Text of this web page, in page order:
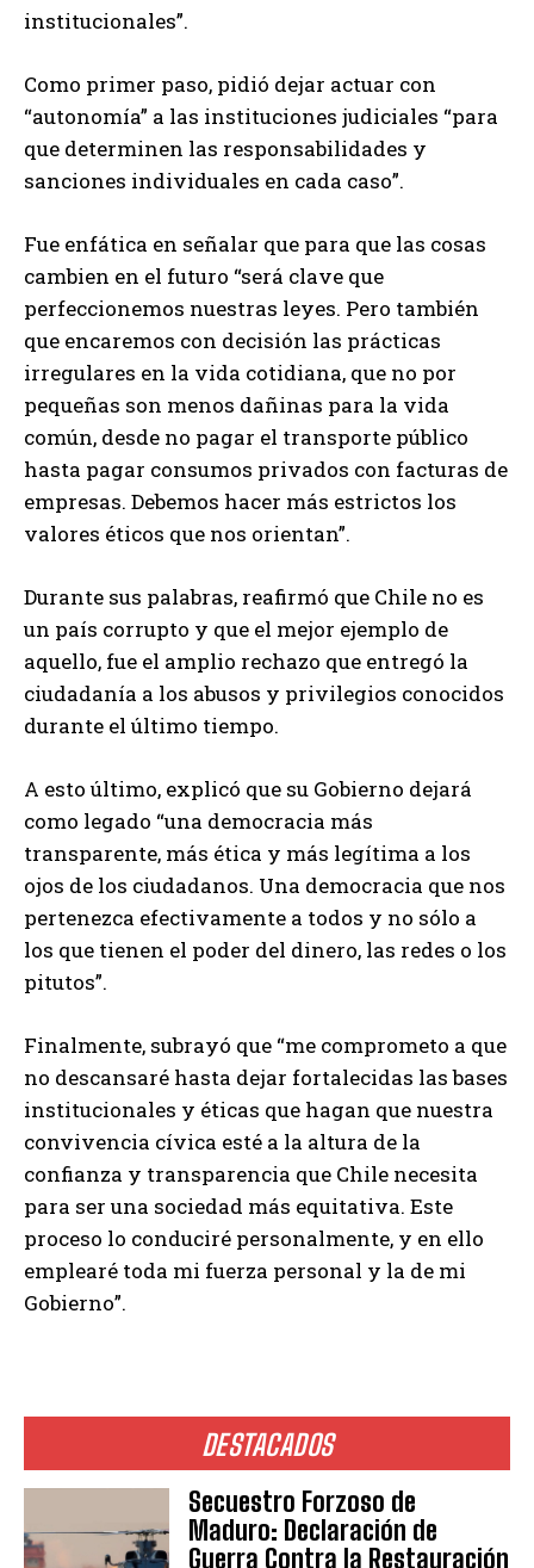
DESTACADOS
Secuestro Forzoso de
Maduro: Declaración de
Guerra Contra la Restauración
institucionales”.
Como primer paso, pidió dejar actuar con
“autonomía” a las instituciones judiciales “para
que determinen las responsabilidades y
sanciones individuales en cada caso”.
Fue enfática en señalar que para que las cosas
cambien en el futuro “será clave que
perfeccionemos nuestras leyes. Pero también
que encaremos con decisión las prácticas
irregulares en la vida cotidiana, que no por
pequeñas son menos dañinas para la vida
común, desde no pagar el transporte público
hasta pagar consumos privados con facturas de
empresas. Debemos hacer más estrictos los
valores éticos que nos orientan”.
Durante sus palabras, reafirmó que Chile no es
un país corrupto y que el mejor ejemplo de
aquello, fue el amplio rechazo que entregó la
ciudadanía a los abusos y privilegios conocidos
durante el último tiempo.
A esto último, explicó que su Gobierno dejará
como legado “una democracia más
transparente, más ética y más legítima a los
ojos de los ciudadanos. Una democracia que nos
pertenezca efectivamente a todos y no sólo a
los que tienen el poder del dinero, las redes o los
pitutos”.
Finalmente, subrayó que “me comprometo a que
no descansaré hasta dejar fortalecidas las bases
institucionales y éticas que hagan que nuestra
convivencia cívica esté a la altura de la
confianza y transparencia que Chile necesita
para ser una sociedad más equitativa. Este
proceso lo conduciré personalmente, y en ello
emplearé toda mi fuerza personal y la de mi
Gobierno”.